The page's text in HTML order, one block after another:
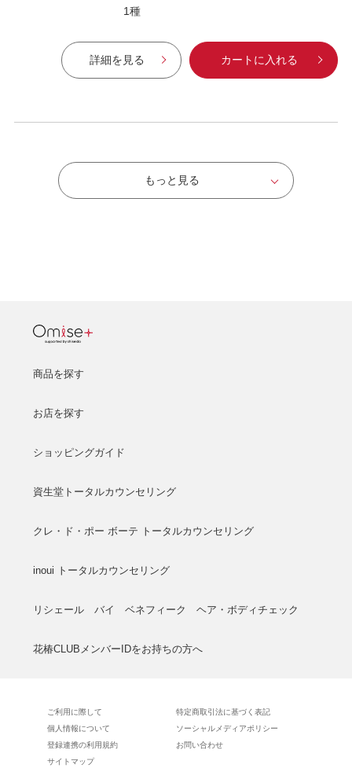
1種
詳細を見る カートに入れる
もっと見る
商品を探す
お店を探す
ショッピングガイド
資生堂トータルカウンセリング
クレ・ド・ポー ボーテ トータルカウンセリング
inoui トータルカウンセリング
リシェール バイ ベネフィーク ヘア・ボディチェック
花椿CLUBメンバーIDをお持ちの方へ
ご利用に際して
特定商取引法に基づく表記
個人情報について
ソーシャルメディアポリシー
登録連携の利用規約
お問い合わせ
サイトマップ